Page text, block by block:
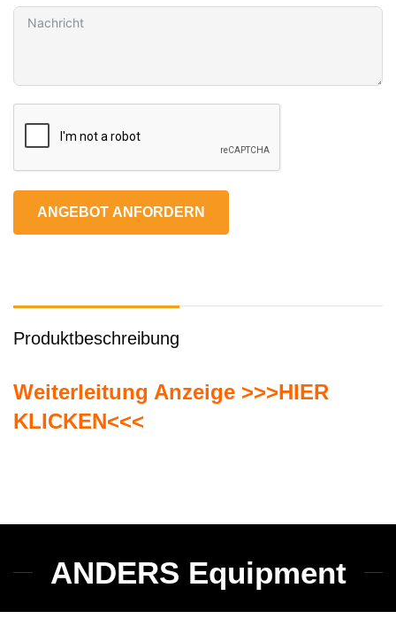
ANGEBOT ANFORDERN
Produktbeschreibung
Weiterleitung Anzeige >>>HIER
KLICKEN<<<
ANDERS Equipment